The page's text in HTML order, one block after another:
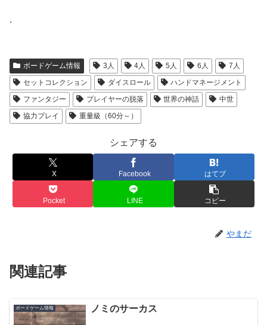
.
ボードゲーム情報 3人 4人 5人 6人
7人
セットコレクション
ダイスロール
ハンドマネージメント
ファンタジー
プレイヤーの脱落 世界の神話
中世
協力プレイ
重量級（60分～）
シェアする
X Facebook はてブ
Pocket LINE コピー
やまだ
関連記事
ボードゲーム情報 ノミのサーカス